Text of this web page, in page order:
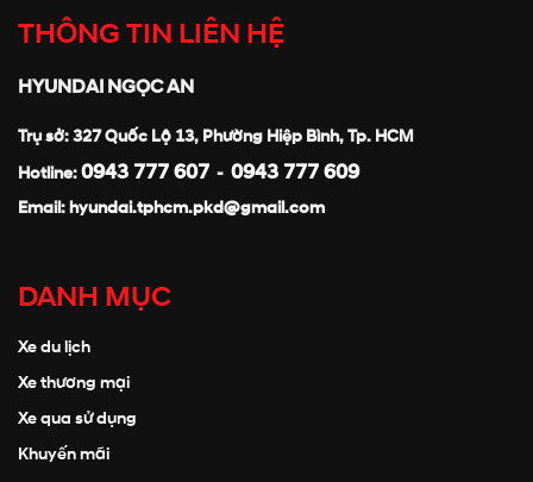
THÔNG TIN LIÊN HỆ
HYUNDAI NGỌC AN
Trụ sở: 327 Quốc Lộ 13, Phường Hiệp Bình, Tp. HCM
Hotline:0943 777 607 - 0943 777 609
Email: hyundai.tphcm.pkd@gmail.com
DANH MỤC
Xe du lịch
Xe thương mại
Xe qua sử dụng
Khuyến mãi